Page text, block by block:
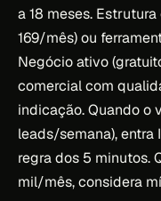
a 18 meses.
169/mês) ou
Negócio ativo
comercial com
indicação. Quando o
leads/semana), entra
regra dos 5 minutos.
mil/mês, considera